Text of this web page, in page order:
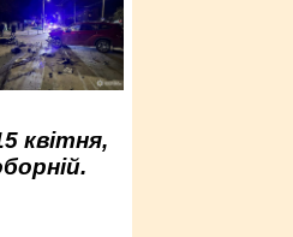
квітня,